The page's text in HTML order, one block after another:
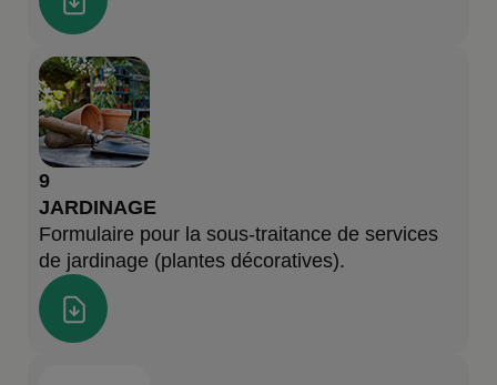
9
JARDINAGE
Formulaire pour la sous-traitance de services
de jardinage (plantes décoratives).